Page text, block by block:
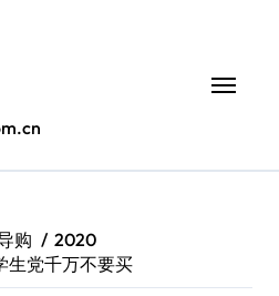
购
2020
生党千万不要买